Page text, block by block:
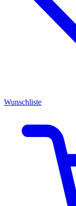
Wunschliste